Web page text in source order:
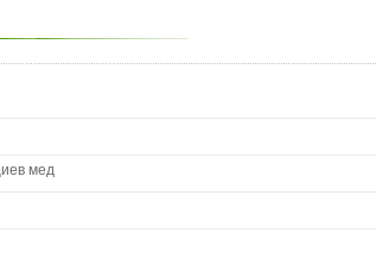
Бяла върба - Salix Аlba
мед